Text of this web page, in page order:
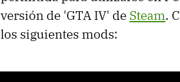
versión de 'GTA IV' de Steam.
los siguientes mods: